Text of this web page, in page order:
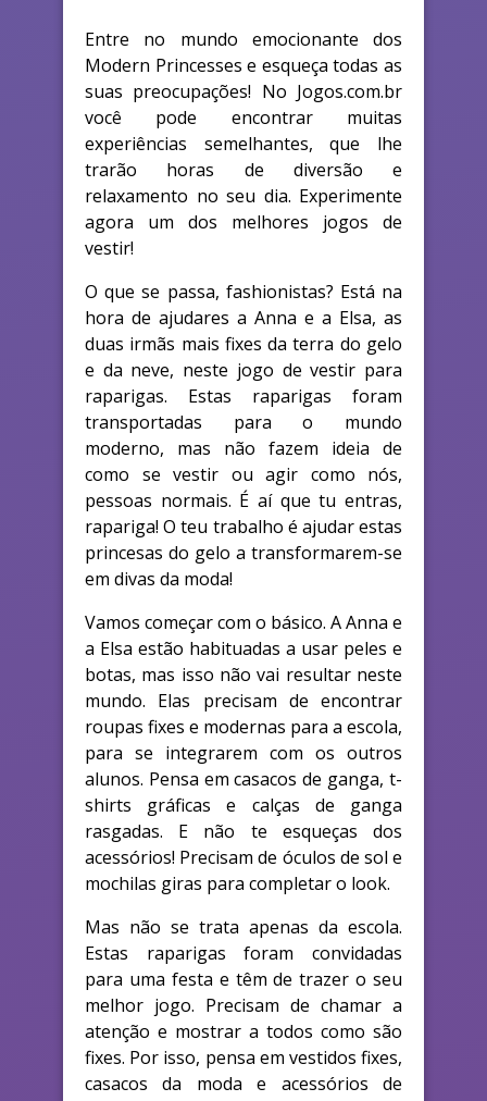
Entre no mundo emocionante dos
Modern Princesses e esqueça todas as
suas preocupações! No Jogos.com.br
você pode encontrar muitas
experiências semelhantes, que lhe
trarão horas de diversão e
relaxamento no seu dia. Experimente
agora um dos melhores jogos de
vestir!
O que se passa, fashionistas? Está na
hora de ajudares a Anna e a Elsa, as
duas irmãs mais fixes da terra do gelo
e da neve, neste jogo de vestir para
raparigas. Estas raparigas foram
transportadas para o mundo
moderno, mas não fazem ideia de
como se vestir ou agir como nós,
pessoas normais. É aí que tu entras,
rapariga! O teu trabalho é ajudar estas
princesas do gelo a transformarem-se
em divas da moda!
Vamos começar com o básico. A Anna e
a Elsa estão habituadas a usar peles e
botas, mas isso não vai resultar neste
mundo. Elas precisam de encontrar
roupas fixes e modernas para a escola,
para se integrarem com os outros
alunos. Pensa em casacos de ganga, t-
shirts gráficas e calças de ganga
rasgadas. E não te esqueças dos
acessórios! Precisam de óculos de sol e
mochilas giras para completar o look.
Mas não se trata apenas da escola.
Estas raparigas foram convidadas
para uma festa e têm de trazer o seu
melhor jogo. Precisam de chamar a
atenção e mostrar a todos como são
fixes. Por isso, pensa em vestidos fixes,
casacos da moda e acessórios de